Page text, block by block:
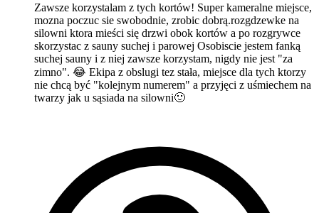
Zawsze korzystalam z tych kortów! Super kameralne miejsce,
mozna poczuc sie swobodnie, zrobic dobrą.rozgdzewke na
silowni ktora mieści się drzwi obok kortów a po rozgrywce
skorzystac z sauny suchej i parowej Osobiscie jestem fanką
suchej sauny i z niej zawsze korzystam, nigdy nie jest "za
zimno". 😂 Ekipa z obslugi tez stała, miejsce dla tych ktorzy
nie chcą być "kolejnym numerem" a przyjęci z uśmiechem na
twarzy jak u sąsiada na silowni🙂